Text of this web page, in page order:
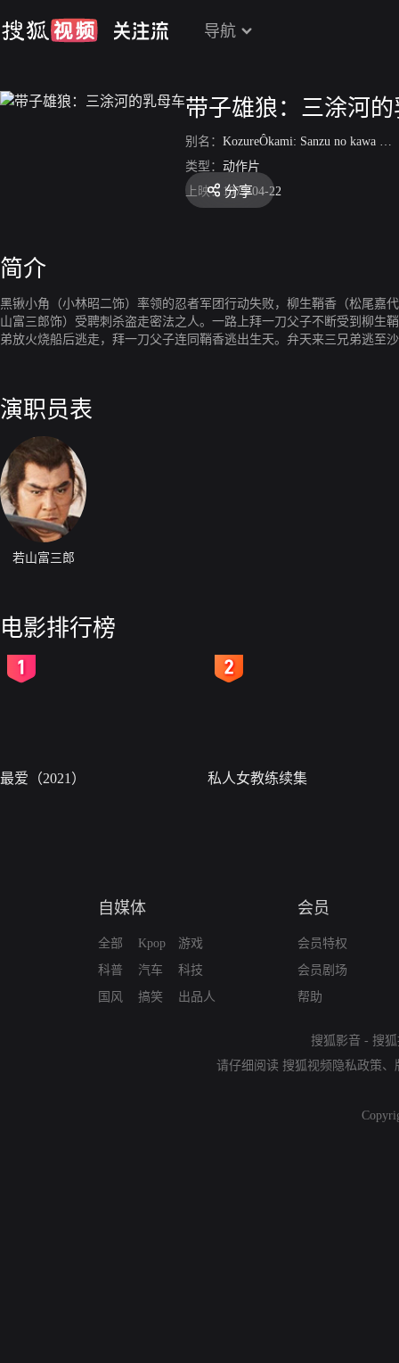
导航
带子雄狼：三涂河
别名： KozureÔkami: Sanzu no kawa no ubaguruma
类型： 动作片
上映： 1972-04-22
分享
简介
黑锹小角（小林昭二饰）率领的忍者军团行动失败，柳生鞘香（松尾嘉
山富三郎饰）受聘刺杀盗走密法之人。一路上拜一刀父子不断受到柳生
弟放火烧船后逃走，拜一刀父子连同鞘香逃出生天。弁天来三兄弟逃
演职员表
若山富三郎
电影排行榜
最爱（2021） 私人女教练续集
自媒体
全部
科普
国风
Kpop
汽车
搞笑
游戏
科技
出品人
会员
会员特权
会员剧场
帮助
搜狐影音 - 搜
请仔细阅读 搜狐视频隐私政策、